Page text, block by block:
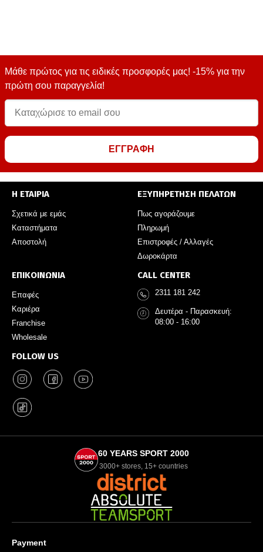
Μάθε πρώτος για τις ειδικές προσφορές μας! -15% για την
πρώτη σου παραγγελία!
ΕΓΓΡΑΦΗ
Η ΕΤΑΙΡΙΑ
Σχετικά με εμάς
Καταστήματα
Αποστολή
ΕΞΥΠΗΡΕΤΗΣΗ ΠΕΛΑΤΩΝ
Πως αγοράζουμε
Πληρωμή
Επιστροφές / Αλλαγές
Δωροκάρτα
ΕΠΙΚΟΙΝΩΝΙΑ
Επαφές
Καριέρα
Franchise
Wholesale
FOLLOW US
CALL CENTER
2311 181 242
Δευτέρα - Παρασκευή:
08:00 - 16:00
60 YEARS SPORT 2000
3000+ stores, 15+ countries
Payment